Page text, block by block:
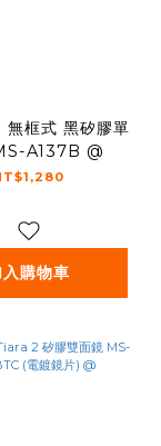
框式 黑矽膠單
A137B @
入購物車